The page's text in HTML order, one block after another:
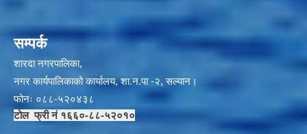
सम्पर्क
शारदा नगरपालिका,
नगर कार्यपालिकाको कार्यालय, शा.न.पा -२, सल्यान।
फोनः ०८८-५२०४३८
टोल फ्री नं १६६०-८८-५२०१०